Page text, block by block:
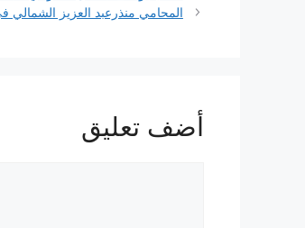
المحامي منذرعبد العزيز الشمالي
أضف تعليق